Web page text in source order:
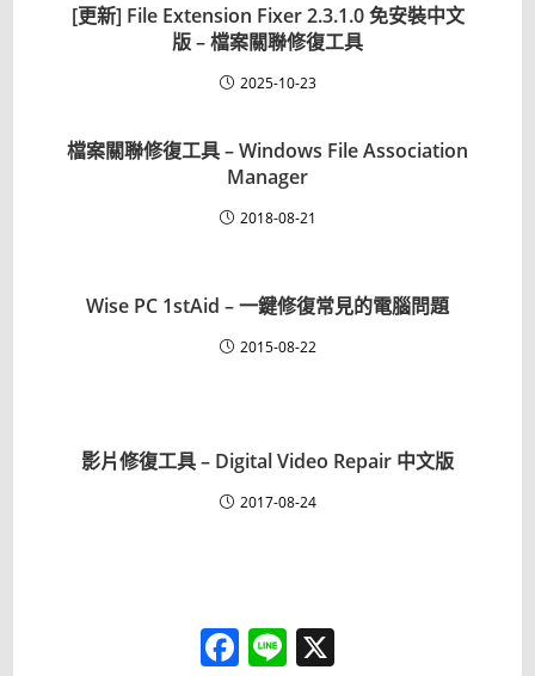
[更新] File Extension Fixer 2.3.1.0 免安裝中文
版 – 檔案關聯修復工具
2025-10-23
檔案關聯修復工具 – Windows File Association
Manager
2018-08-21
Wise PC 1stAid – 一鍵修復常見的電腦問題
2015-08-22
影片修復工具 – Digital Video Repair 中文版
2017-08-24
F
a
L